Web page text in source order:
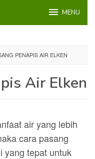
MENU
PENAPIS AIR ELKEN
Air Elken
air yang lebih
cara pasang
yang tepat untuk